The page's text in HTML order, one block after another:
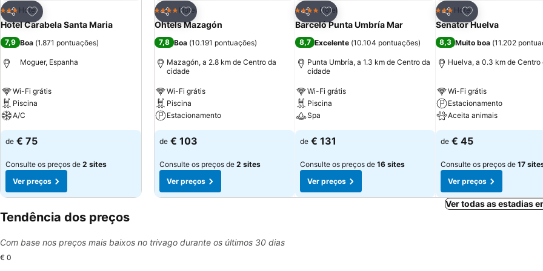
Partilhar
Adicionar aos favoritos
3 Estrelas
Hotel
Hotel Carabela Santa Maria
7,9 Boa (1.871 pontuações)
Moguer, Espanha
Wi-Fi grátis
Piscina
A/C
de € 75
Consulte os preços de 2 sites
Ver preços
Partilhar
Adicionar aos favoritos
4 EstrelasHotel
Ohtels Mazagón
7,8 Boa (10.191 pontuações)
Mazagón, a 2.8 km de Centro da
cidade
Wi-Fi grátis
Piscina
Estacionamento
de € 103
Consulte os preços de 2 sites
Ver preços
Partilhar
Adicionar aos favoritos
4 EstrelasHotel
Barceló Punta Umbría Mar
8,7 Excelente (10.104 pontuações)
Punta Umbría, a 1.3 km de Centro da
cidade
Wi-Fi grátis
Piscina
Spa
de € 131
Consulte os preços de 16 sites
Ver preços
Partilhar
Adicionar aos
3 Estrelas
Hotel
Senator Huelva
8,3 Muito boa (11.202
Huelva, a 0.3 km de Centro
Wi-Fi grátis
Estacionamento
Aceita animais
de € 45
Consulte os preços de 17
Ver preços
Ver todas as estadias
Tendência dos preços
Com base nos preços mais baixos no trivago durante os últimos 30 dias
€ 0